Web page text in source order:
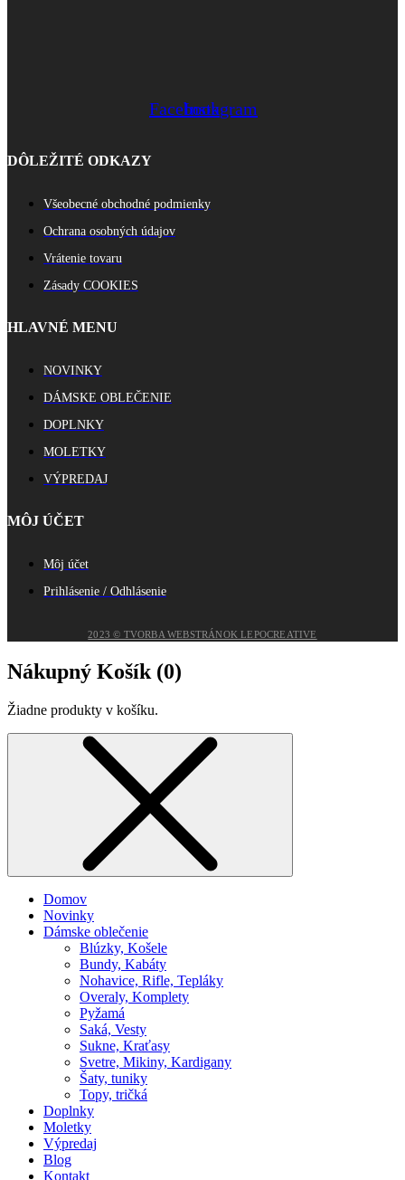
FacebookInstagram
DÔLEŽITÉ ODKAZY
Všeobecné obchodné podmienky
Ochrana osobných údajov
Vrátenie tovaru
Zásady COOKIES
HLAVNÉ MENU
NOVINKY
DÁMSKE OBLEČENIE
DOPLNKY
MOLETKY
VÝPREDAJ
MÔJ ÚČET
Môj účet
Prihlásenie / Odhlásenie
2023 © TVORBA WEBSTRÁNOK LEPOCREATIVE
Nákupný Košík (0)
Žiadne produkty v košíku.
Domov
Novinky
Dámske oblečenie
Blúzky, Košele
Bundy, Kabáty
Nohavice, Rifle, Tepláky
Overaly, Komplety
Pyžamá
Saká, Vesty
Sukne, Kraťasy
Svetre, Mikiny, Kardigany
Šaty, tuniky
Topy, tričká
Doplnky
Moletky
Výpredaj
Blog
Kontakt